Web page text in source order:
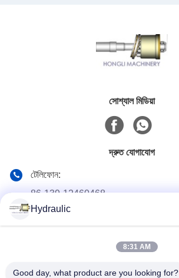
সোশ্যাল মিডিয়া
দ্রুত যোগাযোগ
টেলিফোন:
86-139-12460468
ই-মেইল
ফুড়ং ইন্ডাস্ট্রিয়াল পার্ক, জিশান জেলা, উক্সি সিটি
Hydraulic
8:31 AM
Good day, what product are you looking for?